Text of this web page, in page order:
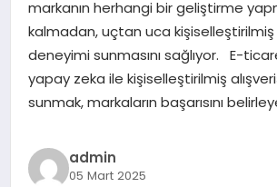
TEKNOLOJI
YAŞAM
GÜNDEM
markanın herhangi bir geliştirme
kalmadan, uçtan uca kişiselleştirilmiş
deneyimi sunmasını sağlıyor. E-
yapay zeka ile kişiselleştirilmiş
sunmak, markaların başarısını
admin
05 Mart 2025